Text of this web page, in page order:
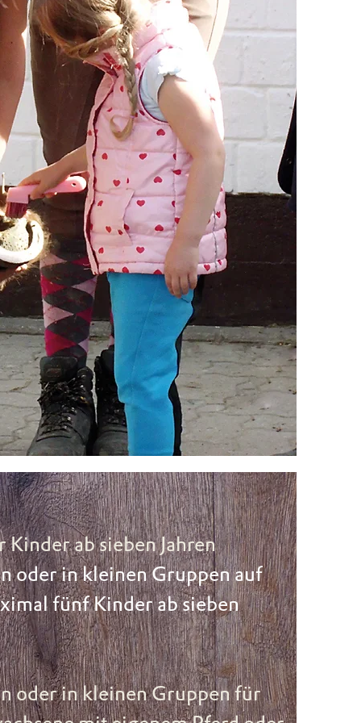
ab sieben Jahren
oder in kleinen Gruppen auf
fünf Kinder ab sieben
oder in kleinen Gruppen für